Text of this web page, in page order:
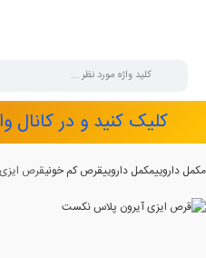
کلیک کنید و در
مکمل داروییمکمل داروییقرص کم خونیقرص